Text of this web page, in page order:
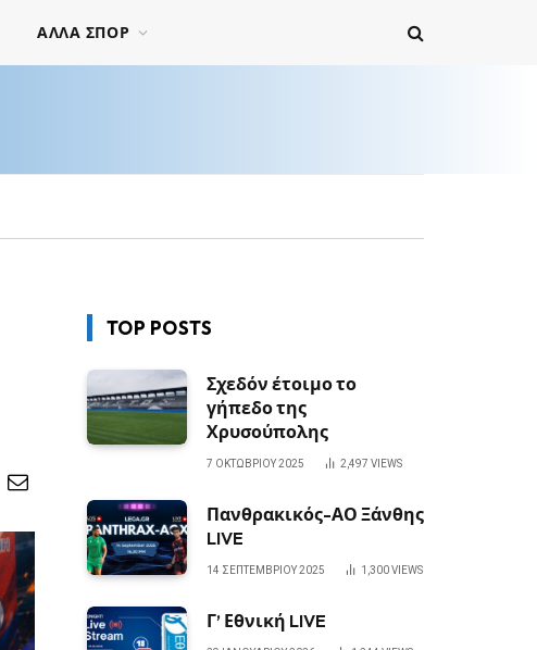
ΑΛΛΑ ΣΠΟΡ
TOP POSTS
Σχεδόν έτοιμο το
γήπεδο της
Χρυσούπολης
7 ΟΚΤΩΒΡΊΟΥ 2025 2,497 VIEWS
Πανθρακικός-ΑΟ Ξάνθης
LIVE
14 ΣΕΠΤΕΜΒΡΊΟΥ 2025 1,300VIEWS
Γ’ Εθνική LIVE